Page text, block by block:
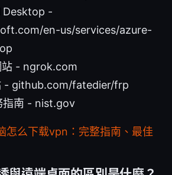
Desktop -
en-us/services/azure-
- ngrok.com
- github.com/fatedier/frp
指南 - nist.gov
怎么下载vpn：完整指南、最佳